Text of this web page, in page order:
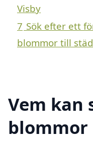
Visby
7 Sök efter ett
blommor till
Vem kan
blommor